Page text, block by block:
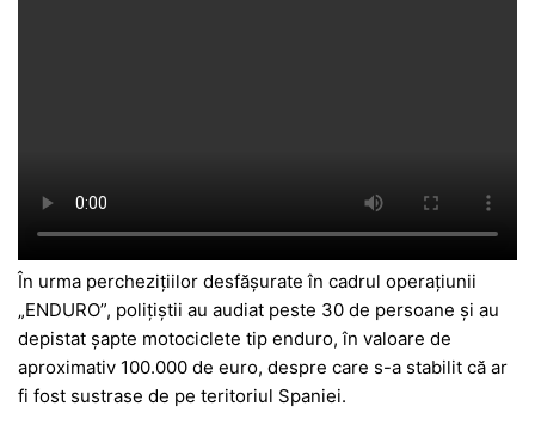
În urma perchezițiilor desfășurate în cadrul operațiunii
„ENDURO”, polițiștii au audiat peste 30 de persoane și au
depistat șapte motociclete tip enduro, în valoare de
aproximativ 100.000 de euro, despre care s-a stabilit că ar
fi fost sustrase de pe teritoriul Spaniei.